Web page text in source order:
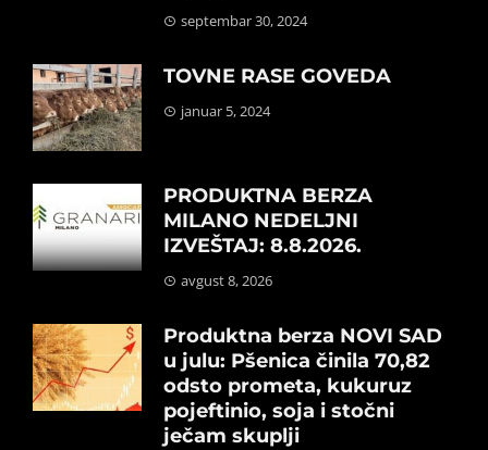
septembar 30, 2024
TOVNE RASE GOVEDA
januar 5, 2024
PRODUKTNA BERZA
MILANO NEDELJNI
IZVEŠTAJ: 8.8.2026.
avgust 8, 2026
Produktna berza NOVI SAD
u julu: Pšenica činila 70,82
odsto prometa, kukuruz
pojeftinio, soja i stočni
ječam skuplji